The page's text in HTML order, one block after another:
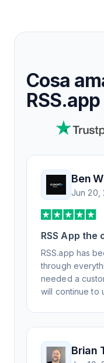
Cosa
RSS.app
Ben
Jun 20,
RSS App the
generation
RSS.app has
through
needed a
will continue to
Brian